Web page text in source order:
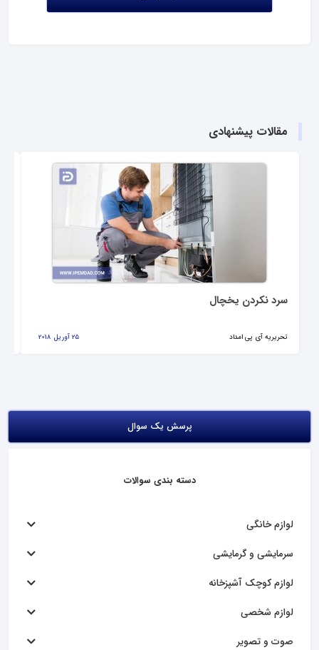
مقالات پیشنهادی
سرد نکردن یخچال
تحریریه آی پی امداد 25 آوریل 2018
پرسش یک سوال
دسته بندی سوالات
لوازم خانگی
سرمایشی و گرمایشی
لوازم کوچک آشپزخانه
لوازم شخصی
صوت و تصویر